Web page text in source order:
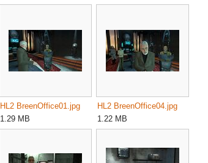
HL2 BreenOffice01.jpg
1.29 MB
HL2 BreenOffice04.jpg
1.22 MB